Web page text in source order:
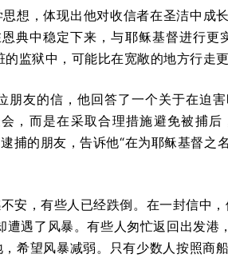
想，体现出他对收信者在圣洁中成
典中稳定下来，与耶稣基督进行更
监狱中，可能比在宽敞的地方行走
友的信，他回答了一个关于在迫
，而是在采取合理措施避免被捕
捕的朋友，告诉他“在为耶稣基督之
安，有些人已经跌倒。在一封信中
遇了风暴。有些人匆忙返回出发港
希望风暴减弱。只有少数人按照商